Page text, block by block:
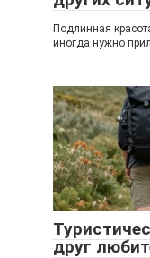
Подлинная
иногда нужно
друг